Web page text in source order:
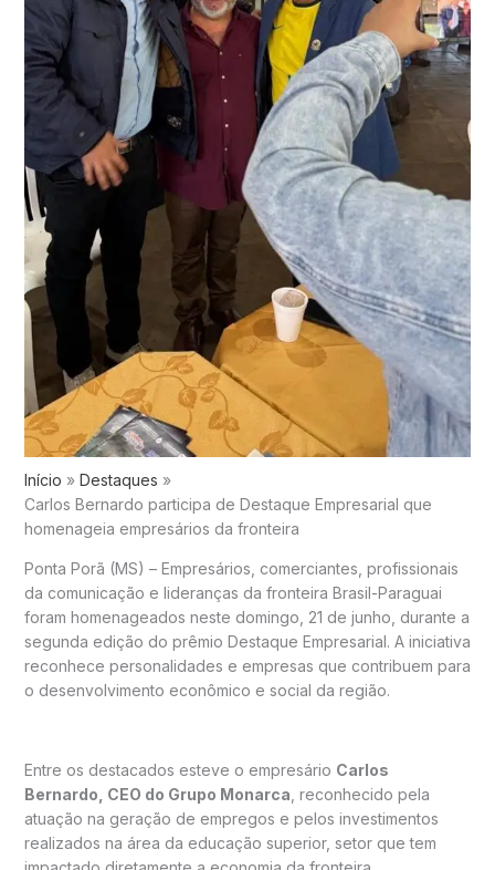
Início
Destaques
Carlos Bernardo participa de Destaque Empresarial que
homenageia empresários da fronteira
Ponta Porã (MS) – Empresários, comerciantes, profissionais
da comunicação e lideranças da fronteira Brasil-Paraguai
foram homenageados neste domingo, 21 de junho, durante a
segunda edição do prêmio Destaque Empresarial. A iniciativa
reconhece personalidades e empresas que contribuem para
o desenvolvimento econômico e social da região.
Entre os destacados esteve o empresário Carlos
Bernardo, CEO do Grupo Monarca , reconhecido pela
atuação na geração de empregos e pelos investimentos
realizados na área da educação superior, setor que tem